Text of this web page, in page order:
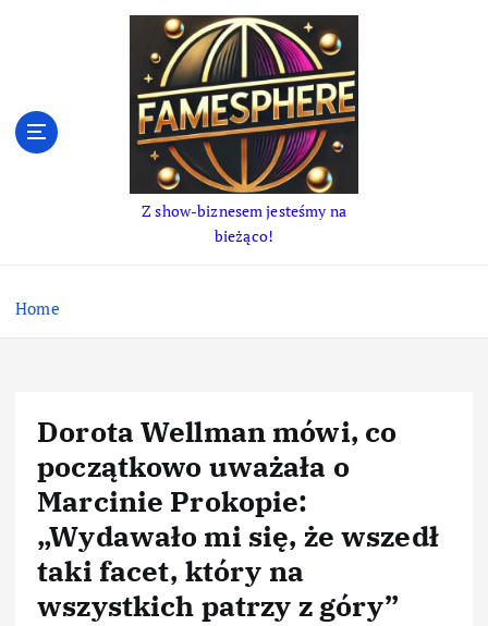
Z show-biznesem jesteśmy na
bieżąco!
Home
Dorota Wellman mówi, co
początkowo uważała o
Marcinie Prokopie:
„Wydawało mi się, że wszedł
taki facet, który na
wszystkich patrzy z góry”